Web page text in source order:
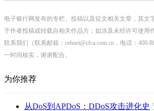
电子银行网发布的专栏、投稿以及征文相关文章，其文
于作者投稿或转载自相关作品方；如涉及未经许可使用
联系我们（联系邮箱：cebnet@cfca.com.cn，电话：400-
一时间核实，谢谢配合。
为你推荐
从DoS到APDoS：DDoS攻击进化史